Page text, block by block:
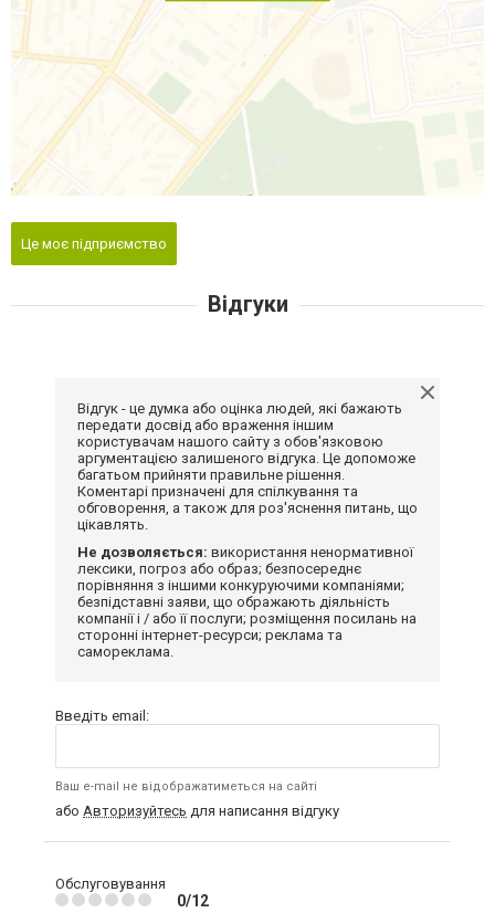
Це моє підприємство
Відгуки
Відгук - це думка або оцінка людей, які бажають
передати досвід або враження іншим
користувачам нашого сайту з обов'язковою
аргументацією залишеного відгука. Це допоможе
багатьом прийняти правильне рішення.
Коментарі призначені для спілкування та
обговорення, а також для роз'яснення питань, що
цікавлять.
Не дозволяється: використання ненормативної
лексики, погроз або образ; безпосереднє
порівняння з іншими конкуруючими компаніями;
безпідставні заяви, що ображають діяльність
компанії і / або її послуги; розміщення посилань на
сторонні інтернет-ресурси; реклама та
самореклама.
Введіть email:
Ваш e-mail не відображатиметься на сайті
або Авторизуйтесь для написання відгуку
Обслуговування
0/12